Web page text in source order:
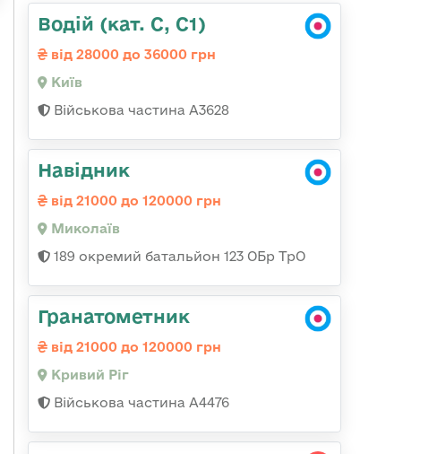
Водій (кат. С, С1)
від 28000 до 36000 грн
Київ
Військова частина А3628
Навідник
від 21000 до 120000 грн
Миколаїв
189 окремий батальйон 123 ОБр ТрО
Гранатометник
від 21000 до 120000 грн
Кривий Ріг
Військова частина А4476